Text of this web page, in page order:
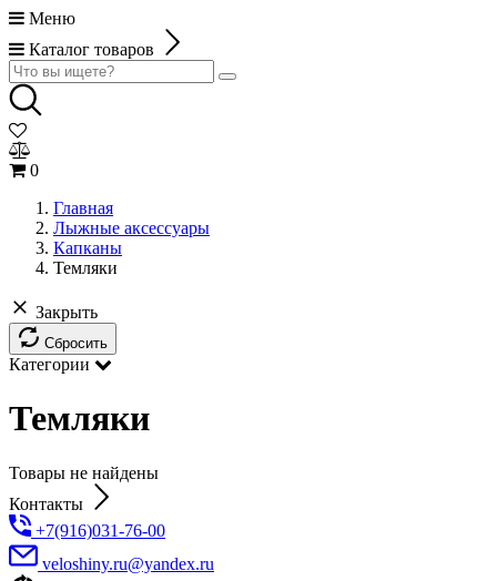
Меню
Каталог товаров
0
Главная
Лыжные аксессуары
Капканы
Темляки
Закрыть
Сбросить
Категории
Темляки
Товары не найдены
Контакты
+7(916)031-76-00
veloshiny.ru@yandex.ru